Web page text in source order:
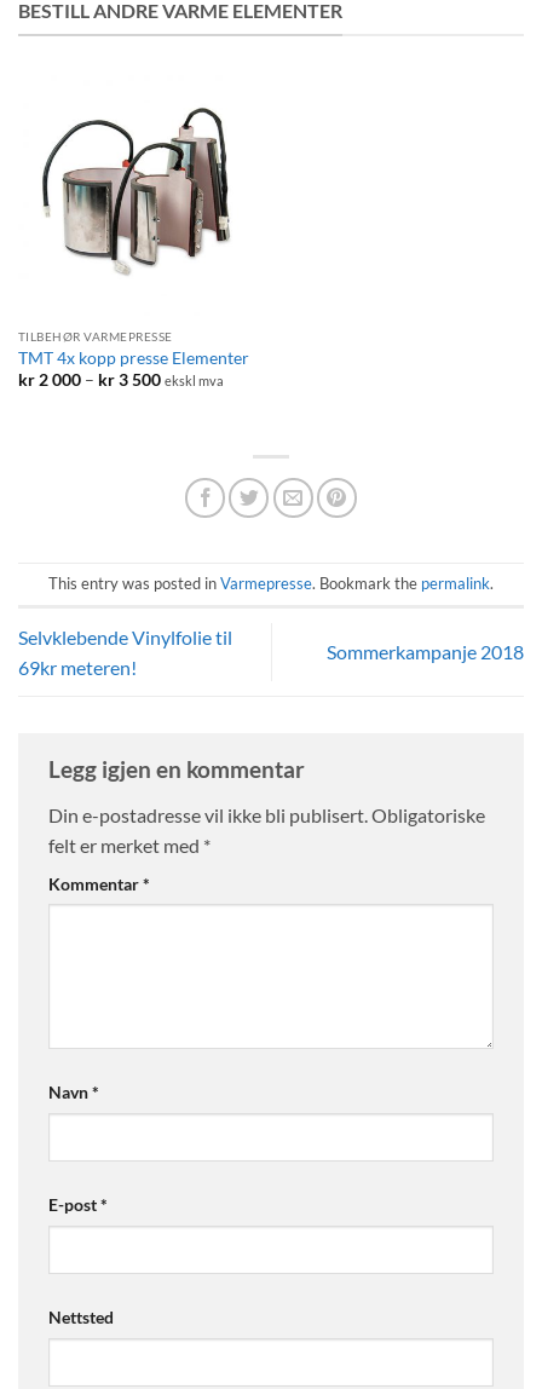
BESTILL ANDRE VARME ELEMENTER
TILBEHØR VARMEPRESSE
TMT 4x kopp presse Elementer
kr2 000 – kr3 500Prisområde:
ekskl mva
This entry was posted inVarmepresse. Bookmark the permalink.
Selvklebende Vinylfolie til
69kr meteren!
Sommerkampanje 2018
Legg igjen en kommentar
Din e-postadresse vil ikke bli publisert. Obligatoriske
felt er merket med *
Kommentar*
Navn*
E-post*
Nettsted